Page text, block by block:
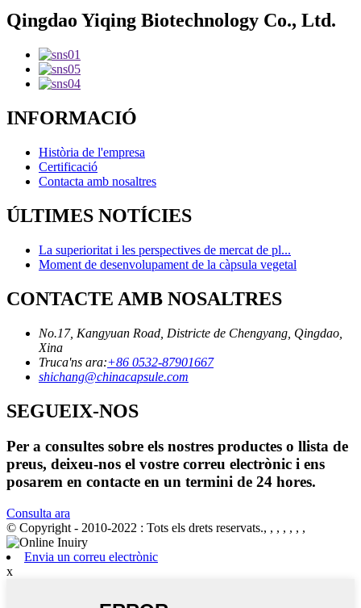
Qingdao Yiqing Biotechnology Co., Ltd.
INFORMACIÓ
Història de l'empresa
Certificació
Contacta amb nosaltres
ÚLTIMES NOTÍCIES
La superioritat i les perspectives de mercat de pl...
Moment de desenvolupament de la càpsula vegetal
CONTACTE AMB NOSALTRES
No.17, Kangyuan Road, Districte de Chengyang, Qingdao,
Xina
Truca'ns ara:+86 0532-87901667
shichang@chinacapsule.com
SEGUEIX-NOS
Per a consultes sobre els nostres productes o llista de
preus, deixeu-nos el vostre correu electrònic i ens
posarem en contacte en un termini de 24 hores.
Consulta ara
© Copyright - 2010-2022 : Tots els drets reservats., , , , , , ,
Envia un correu electrònic
x